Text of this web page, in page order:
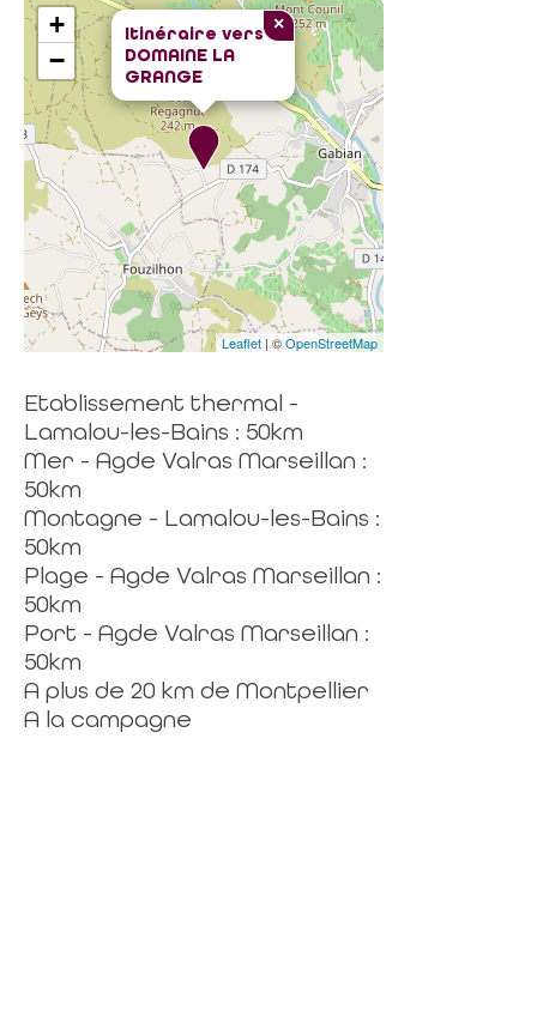
Itinéraire vers
DOMAINE LA
GRANGE
×
+
−
Leaflet| ©OpenStreetMap
Etablissement thermal -
Lamalou-les-Bains : 50km
Mer - Agde Valras Marseillan :
50km
Montagne - Lamalou-les-Bains :
50km
Plage - Agde Valras Marseillan :
50km
Port - Agde Valras Marseillan :
50km
A plus de 20 km de Montpellier
A la campagne